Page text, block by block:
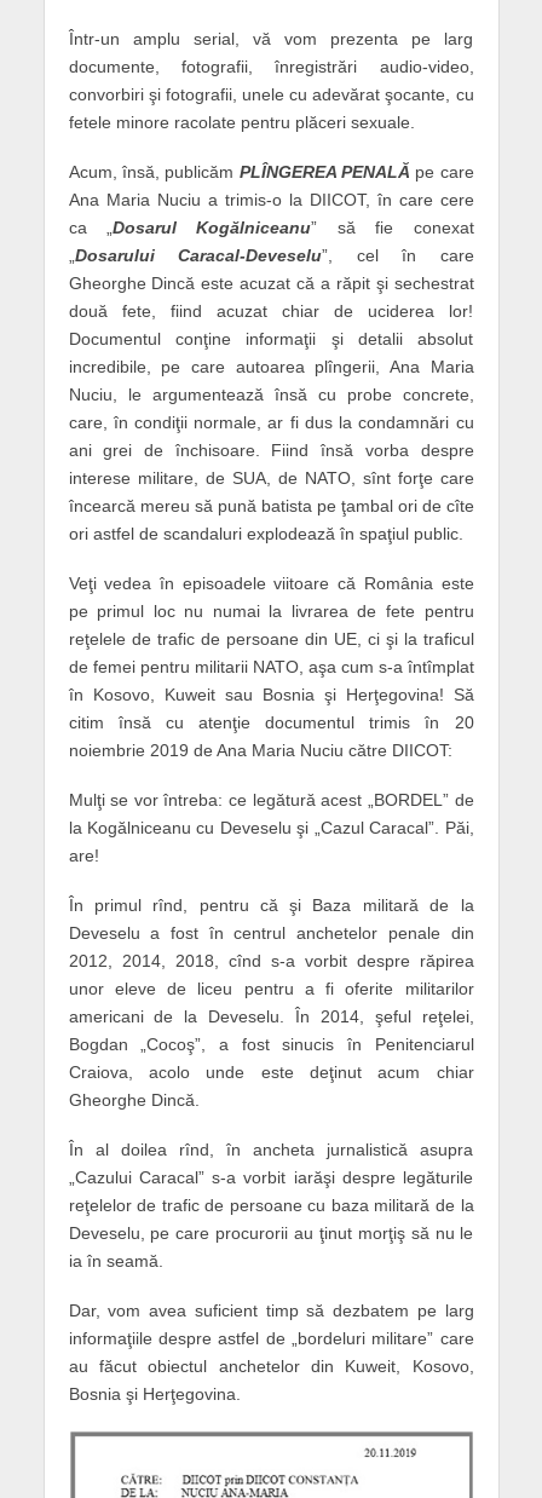
Într-un amplu serial, vă vom prezenta pe larg
documente, fotografii, înregistrări audio-video,
convorbiri şi fotografii, unele cu adevărat şocante, cu
fetele minore racolate pentru plăceri sexuale.
Acum, însă, publicăm PLÎNGEREA PENALĂ pe care
Ana Maria Nuciu a trimis-o la DIICOT, în care cere
ca „ Dosarul Kogălniceanu” să fie conexat
Dosarului Caracal-Deveselu”, cel în care
Gheorghe Dincă este acuzat că a răpit şi sechestrat
două fete, fiind acuzat chiar de uciderea lor!
Documentul conţine informaţii şi detalii absolut
incredibile, pe care autoarea plîngerii, Ana Maria
Nuciu, le argumentează însă cu probe concrete,
care, în condiţii normale, ar fi dus la condamnări cu
ani grei de închisoare. Fiind însă vorba despre
interese militare, de SUA, de NATO, sînt forţe care
încearcă mereu să pună batista pe ţambal ori de cîte
ori astfel de scandaluri explodează în spaţiul public.
Veţi vedea în episoadele viitoare că România este
pe primul loc nu numai la livrarea de fete pentru
reţelele de trafic de persoane din UE, ci şi la traficul
de femei pentru militarii NATO, aşa cum s-a întîmplat
în Kosovo, Kuweit sau Bosnia şi Herţegovina! Să
citim însă cu atenţie documentul trimis în 20
noiembrie 2019 de Ana Maria Nuciu către DIICOT:
Mulţi se vor întreba: ce legătură acest „BORDEL” de
la Kogălniceanu cu Deveselu şi „Cazul Caracal”. Păi,
are!
În primul rînd, pentru că şi Baza militară de la
Deveselu a fost în centrul anchetelor penale din
2012, 2014, 2018, cînd s-a vorbit despre răpirea
unor eleve de liceu pentru a fi oferite militarilor
americani de la Deveselu. În 2014, şeful reţelei,
Bogdan „Cocoş”, a fost sinucis în Penitenciarul
Craiova, acolo unde este deţinut acum chiar
Gheorghe Dincă.
În al doilea rînd, în ancheta jurnalistică asupra
„Cazului Caracal” s-a vorbit iarăşi despre legăturile
reţelelor de trafic de persoane cu baza militară de la
Deveselu, pe care procurorii au ţinut morţiş să nu le
ia în seamă.
Dar, vom avea suficient timp să dezbatem pe larg
informaţiile despre astfel de „bordeluri militare” care
au făcut obiectul anchetelor din Kuweit, Kosovo,
Bosnia şi Herţegovina.